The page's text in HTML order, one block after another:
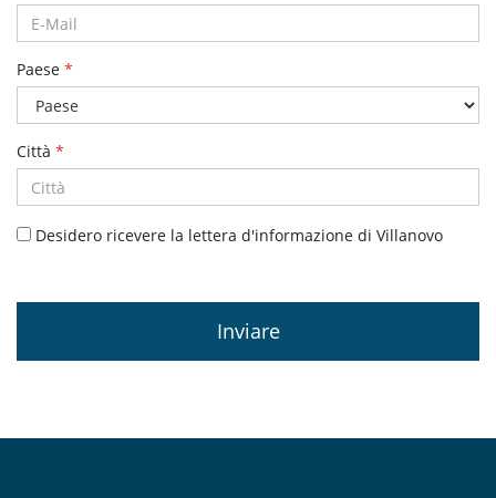
Paese *
Città *
Desidero ricevere la lettera d'informazione di Villanovo
Inviare